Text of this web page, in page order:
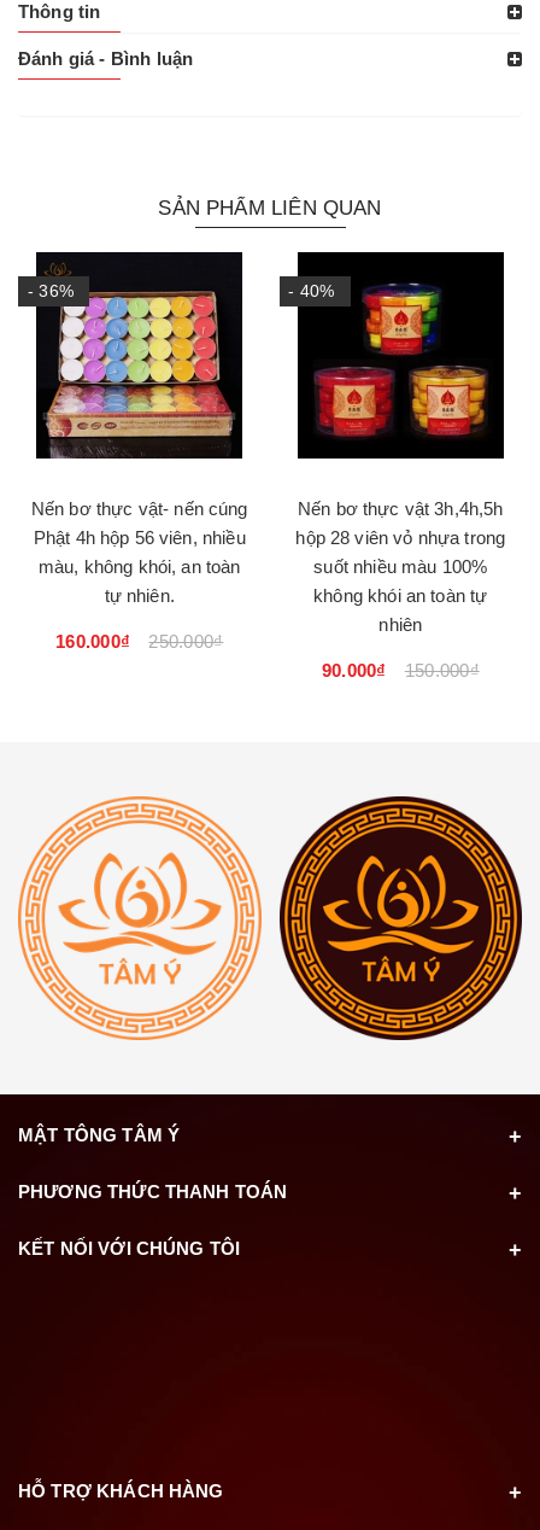
Thông tin
Đánh giá - Bình luận
SẢN PHẨM LIÊN QUAN
- 36%
Nến bơ thực vật- nến cúng
Phật 4h hộp 56 viên, nhiều
màu, không khói, an toàn
tự nhiên.
160.000₫ 250.000₫
- 40%
Nến bơ thực vật 3h,4h,5h
hộp 28 viên vỏ nhựa trong
suốt nhiều màu 100%
không khói an toàn tự
nhiên
90.000₫ 150.000₫
MẬT TÔNG TÂM Ý
PHƯƠNG THỨC THANH TOÁN
KẾT NỐI VỚI CHÚNG TÔI
HỖ TRỢ KHÁCH HÀNG